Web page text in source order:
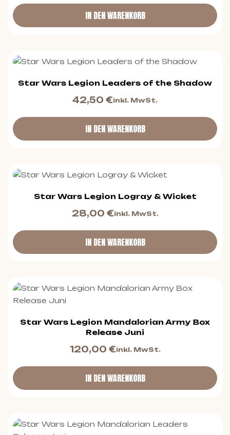
IN DEN WARENKORB
Star Wars Legion Leaders of the Shadow
42,50 €inkl. MwSt.
IN DEN WARENKORB
Star Wars Legion Logray & Wicket
28,00 €inkl. MwSt.
IN DEN WARENKORB
Star Wars Legion Mandalorian Army Box
Release Juni
120,00 €inkl. MwSt.
IN DEN WARENKORB